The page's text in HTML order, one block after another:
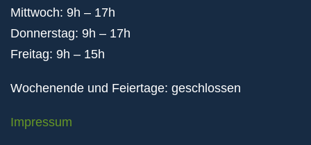
Mittwoch: 9h – 17h
Donnerstag: 9h – 17h
Freitag: 9h – 15h
Wochenende und Feiertage: geschlossen
Impressum